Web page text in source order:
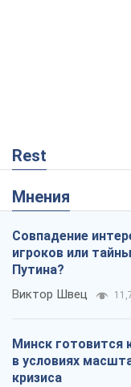
Rest
Мнения
Совпадение
игроков или
Путина?
Виктор Швец
Минск готовится
в условиях
кризиса